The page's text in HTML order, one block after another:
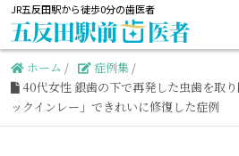
JR五反田駅から徒歩0分の歯医者
ホーム / 症例集 /
40代女性 銀歯の下で再発した虫歯を取
ックインレー」できれいに修復した症例